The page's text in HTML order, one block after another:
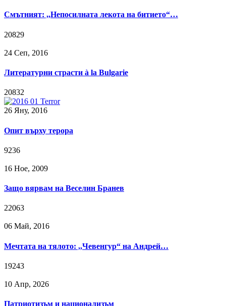
Смътният: ,,Непосилната лекота на битието“…
20829
24 Сeп, 2016
Литературни страсти à la Bulgarie
20832
26 Яну, 2016
Опит върху терора
9236
16 Ное, 2009
Защо вярвам на Веселин Бранев
22063
06 Май, 2016
Мечтата на тялото: ,,Чевенгур“ на Андрей…
19243
10 Апр, 2026
Патриотизъм и национализъм